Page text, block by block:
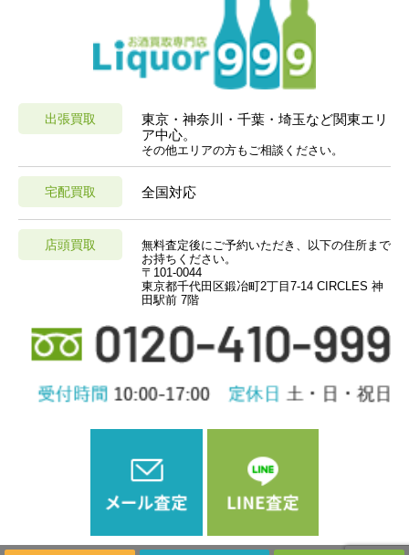
出張買取
東京・神奈川・千葉・埼玉など関東エリ
ア中心。
その他エリアの方もご相談ください。
宅配買取 全国対応
店頭買取
無料査定後にご予約いただき、以下の住所まで
お持ちください。
〒101-0044
東京都千代田区鍛冶町2丁目7-14 CIRCLES 神
田駅前 7階